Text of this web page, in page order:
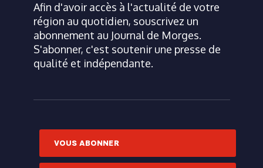
Afin d'avoir accès à l'actualité de votre
région au quotidien, souscrivez un
abonnement au Journal de Morges.
S'abonner, c'est soutenir une presse de
qualité et indépendante.
VOUS ABONNER